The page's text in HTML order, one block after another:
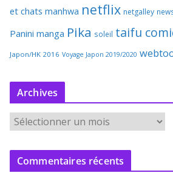
et chats manhwa netflix netgalley
Panini manga Pika soleil taifu
Japon/HK 2016 Voyage Japon 2019/2020
Archives
r
c
Commentaires récents